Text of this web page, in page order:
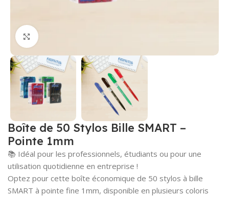
Cliquez pour agrandir
Boîte de 50 Stylos Bille SMART –
Pointe 1mm
📚 Idéal pour les professionnels, étudiants ou pour une
utilisation quotidienne en entreprise !
Optez pour cette boîte économique de 50 stylos à bille
SMART à pointe fine 1mm, disponible en plusieurs coloris